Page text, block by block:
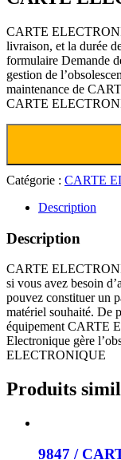
CARTE
livraison, et la durée
formulaire Demande
gestion de
maintenance de
CARTE
Catégorie : CARTE
Description
Description
CARTE
si vous avez besoin
pouvez constituer un
matériel souhaité. De
équipement CARTE
Electronique gère
ELECTRONIQUE
Produits
9847 /